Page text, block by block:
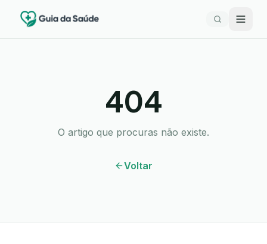
404
O artigo que procuras não existe.
Voltar